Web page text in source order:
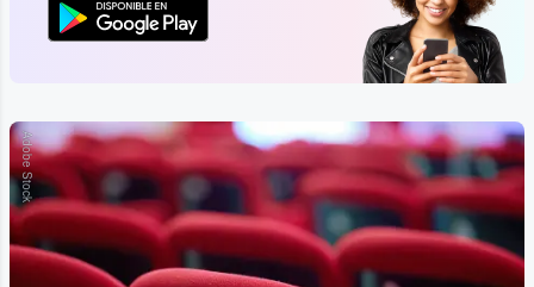
Adobe Stock